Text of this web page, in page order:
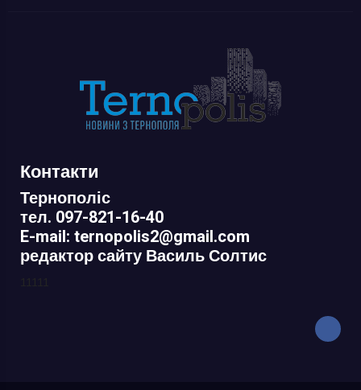
Контакти
Тернополіс
тел. 097-821-16-40
E-mail: ternopolis2@gmail.com
редактор сайту Василь Солтис